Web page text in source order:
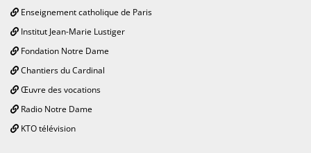
Enseignement catholique de Paris
Institut Jean-Marie Lustiger
Fondation Notre Dame
Chantiers du Cardinal
Œuvre des vocations
Radio Notre Dame
KTO télévision